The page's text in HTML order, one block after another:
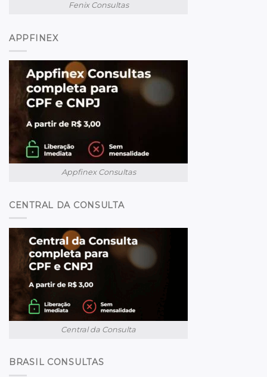
Fenix Consultas
APPFINEX
Appfinex Consultas
CENTRAL DA CONSULTA
Central da Consulta
BRASIL CONSULTAS